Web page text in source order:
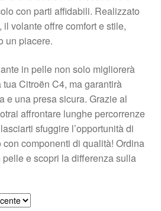
con parti affidabili. Realizzato
volante offre comfort e stile,
un piacere.
in pelle non solo migliorerà
tua Citroën C4, ma garantirà
e una presa sicura. Grazie al
affrontare lunghe percorrenze
sfuggire l’opportunità di
componenti di qualità! Ordina
e scopri la differenza sulla